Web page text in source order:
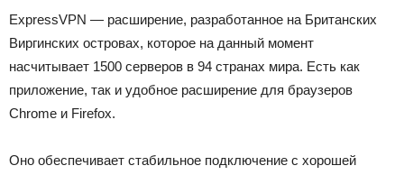
ExpressVPN — расширение, разработанное на Британских
Виргинских островах, которое на данный момент
насчитывает 1500 серверов в 94 странах мира. Есть как
приложение, так и удобное расширение для браузеров
Chrome и Firefox.
Оно обеспечивает стабильное подключение с хорошей